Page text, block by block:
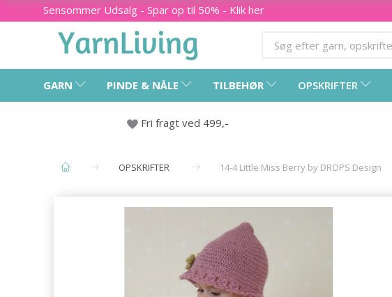
Sensommer Udsalg - Spar op til 50% - Klik her
GARN PINDE & NÅLE TILBEHØR OPSKRIFTER
Fri fragt ved 499,-
OPSKRIFTER 14-4 Little Miss Berry by DROPS Design